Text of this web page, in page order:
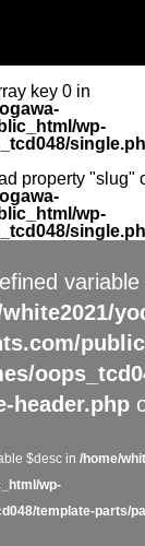
key 0 in
wp-
property "slug"
wp-
header.php
$desc in /home/
wp-
template-parts/